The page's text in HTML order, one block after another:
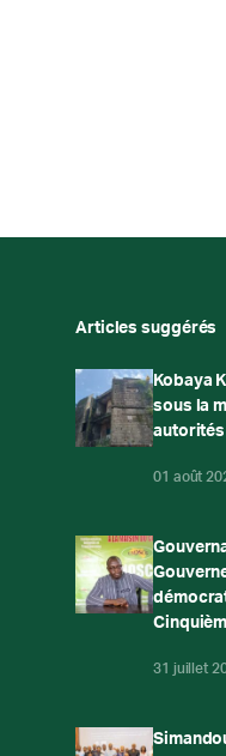
Articles suggérés
Kobaya
sous la
autorités
01 août
31 juillet